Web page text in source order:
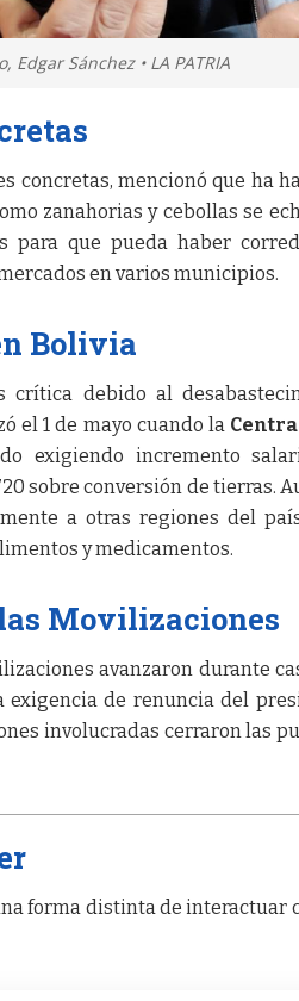
Sánchez • LA PATRIA
concretas, mencionó que ha
zanahorias y cebollas se
para que pueda haber
en varios municipios.
Bolivia
crítica debido al
el 1 de mayo cuando la
exigiendo incremento
sobre conversión de tierras.
a otras regiones del
y medicamentos.
Movilizaciones
avanzaron durante
de renuncia del
involucradas cerraron las
forma distinta de interactuar